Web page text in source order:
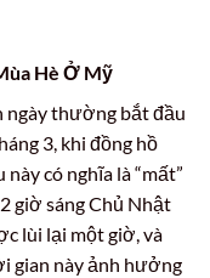
Hè Ở Mỹ
ngày thường bắt đầu
3, khi đồng hồ
có nghĩa là “mất”
giờ sáng Chủ Nhật
lùi lại một giờ, và
gian này ảnh hưởng